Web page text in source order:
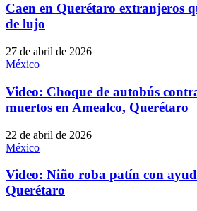
Caen en Querétaro extranjeros
de lujo
27 de abril de 2026
México
Video: Choque de autobús
muertos en Amealco, Querétaro
22 de abril de 2026
México
Video: Niño roba patín con
Querétaro